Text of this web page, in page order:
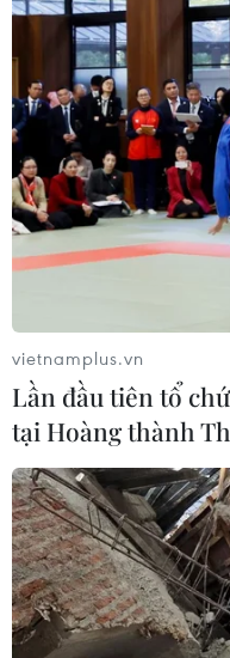
04/06/2026 05:58
Theo lực lượng chức
nhưng nguy cơ cháy
xuất, kho chứa hàng
xuất hiện các đợt nắng
Từ 9/6, nắng
Trung Bộ có xu
vietnamplus.vn
Lần đầu tiên tổ
tại Hoàng thành